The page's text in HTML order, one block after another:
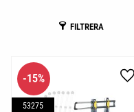
FILTRERA
15%
53275